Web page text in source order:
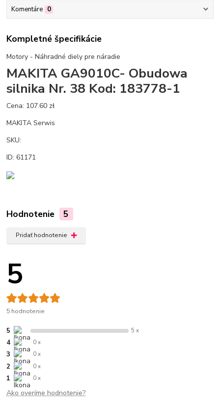
Komentáre 0
Kompletné špecifikácie
Motory - Náhradné diely pre náradie
MAKITA GA9010C- Obudowa
silnika Nr. 38 Kod: 183778-1
Cena: 107.60 zł
MAKITA Serwis
SKU:
ID: 61171
Hodnotenie 5
Pridať hodnotenie
5
5 hodnotenie
5 5 x
4 0 x
3 0 x
2 0 x
1 0 x
Ako overíme hodnotenie?